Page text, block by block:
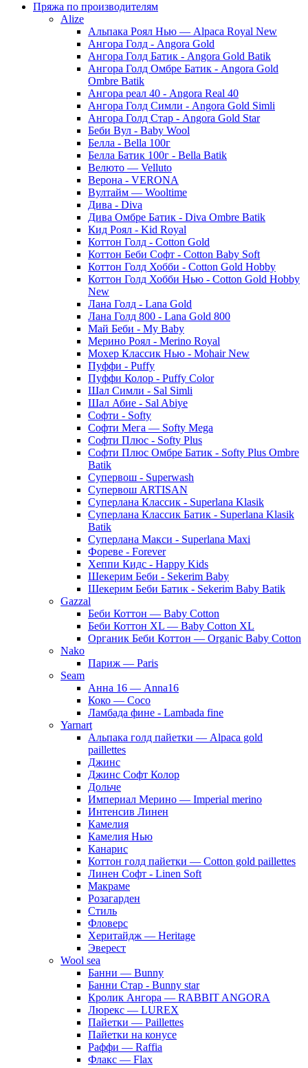
Пряжа по производителям
Alize
Альпака Роял Нью — Alpaca Royal New
Ангора Голд - Angora Gold
Ангора Голд Батик - Angora Gold Batik
Ангора Голд Омбре Батик - Angora Gold
Ombre Batik
Ангора реал 40 - Angora Real 40
Ангора Голд Симли - Angora Gold Simli
Ангора Голд Стар - Angora Gold Star
Беби Вул - Baby Wool
Белла - Bella 100г
Белла Батик 100г - Bella Batik
Велюто — Velluto
Верона - VERONA
Вултайм — Wooltime
Дива - Diva
Дива Омбре Батик - Diva Ombre Batik
Кид Роял - Kid Royal
Коттон Голд - Cotton Gold
Коттон Беби Софт - Cotton Baby Soft
Коттон Голд Хобби - Cotton Gold Hobby
Коттон Голд Хобби Нью - Cotton Gold Hobby
New
Лана Голд - Lana Gold
Лана Голд 800 - Lana Gold 800
Май Беби - My Baby
Мерино Роял - Merino Royal
Мохер Классик Нью - Mohair New
Пуффи - Puffy
Пуффи Колор - Puffy Color
Шал Симли - Sal Simli
Шал Абие - Sal Abiye
Софти - Softy
Софти Мега — Softy Mega
Софти Плюс - Softy Plus
Софти Плюс Омбре Батик - Softy Plus Ombre
Batik
Супервош - Superwash
Супервош ARTISAN
Суперлана Классик - Superlana Klasik
Суперлана Классик Батик - Superlana Klasik
Batik
Суперлана Макси - Superlana Maxi
Фореве - Forever
Хеппи Кидс - Happy Kids
Шекерим Беби - Sekerim Baby
Шекерим Беби Батик - Sekerim Baby Batik
Gazzal
Беби Коттон — Baby Cotton
Беби Коттон XL — Baby Cotton XL
Органик Беби Коттон — Organic Baby Cotton
Nako
Париж — Paris
Seam
Анна 16 — Anna16
Коко — Coco
Ламбада фине - Lambada fine
Yarnart
Альпака голд пайетки — Alpaca gold
paillettes
Джинс
Джинс Софт Колор
Дольче
Империал Мерино — Imperial merino
Интенсив Линен
Камелия
Камелия Нью
Канарис
Коттон голд пайетки — Cotton gold paillettes
Линен Софт - Linen Soft
Макраме
Розагарден
Стиль
Фловерс
Херитайдж — Heritage
Эверест
Wool sea
Банни — Bunny
Банни Стар - Bunny star
Кролик Ангора — RABBIT ANGORA
Люрекс — LUREX
Пайетки — Paillettes
Пайетки на конусе
Раффи — Raffia
Флакс — Flax